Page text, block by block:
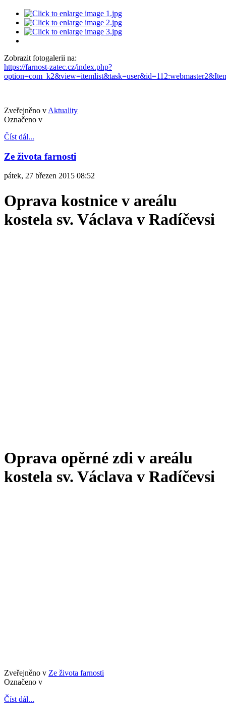
Zobrazit fotogalerii na:
https://farnost-zatec.cz/index.php?
Zveřejněno v Aktuality
Označeno v
Číst dál...
Ze života farnosti
pátek, 27 březen 2015 08:52
Oprava kostnice v areálu
kostela sv. Václava v Radíčevsi
Oprava opěrné zdi v areálu
kostela sv. Václava v Radíčevsi
Zveřejněno v Ze života farnosti
Označeno v
Číst dál...